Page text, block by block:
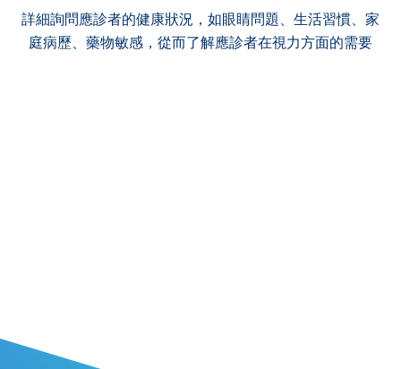
詳細詢問應診者的健康狀況，如眼睛問題、生活習慣、家
庭病歷、藥物敏感，從而了解應診者在視力方面的需要